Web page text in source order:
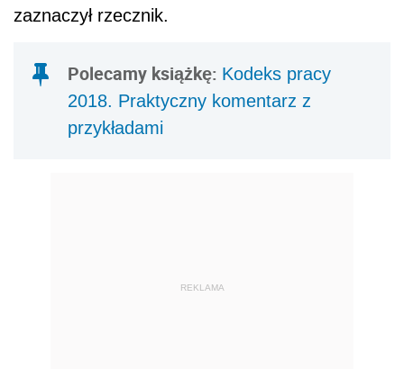
zaznaczył rzecznik.
Polecamy książkę: Kodeks pracy
2018. Praktyczny komentarz z
przykładami
REKLAMA